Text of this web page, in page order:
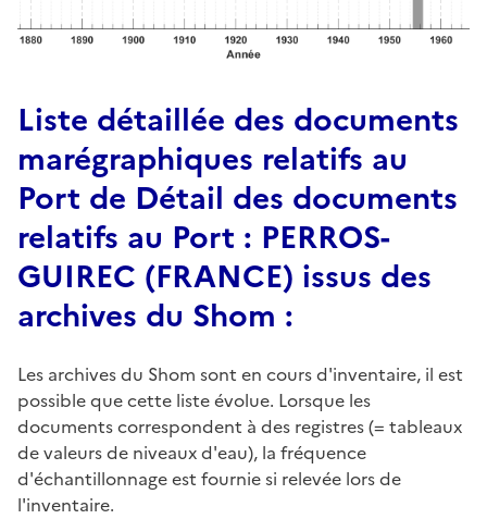
Liste détaillée des documents
marégraphiques relatifs au
Port de Détail des documents
relatifs au Port : PERROS-
GUIREC (FRANCE) issus des
archives du Shom :
Les archives du Shom sont en cours d'inventaire, il est
possible que cette liste évolue. Lorsque les
documents correspondent à des registres (= tableaux
de valeurs de niveaux d'eau), la fréquence
d'échantillonnage est fournie si relevée lors de
l'inventaire.